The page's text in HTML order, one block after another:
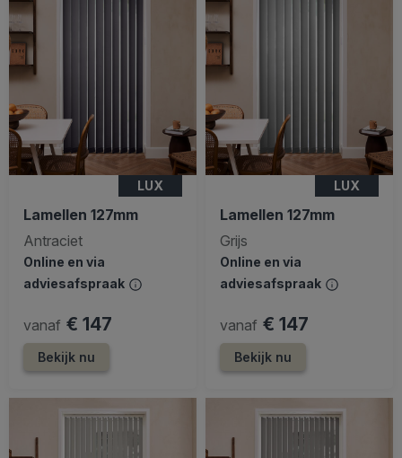
LUX
Lamellen 127mm
Antraciet
Online en via
adviesafspraak
vanaf € 147
Bekijk nu
LUX
Lamellen 127mm
Grijs
Online en via
adviesafspraak
vanaf € 147
Bekijk nu